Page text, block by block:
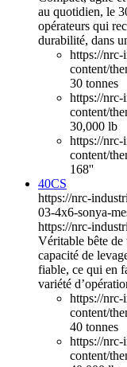
au quotidien, le
opérateurs qui
durabilité, dans
https://nrc-
content/
30 tonnes
https://nrc-
content/
30,000 lb
https://nrc-
content/
168''
40CS
https://nrc-
03-4x6-sonya-
https://nrc-
Véritable bête
capacité de
fiable, ce qui en
variété
https://nrc-
content/
40 tonnes
https://nrc-
content/